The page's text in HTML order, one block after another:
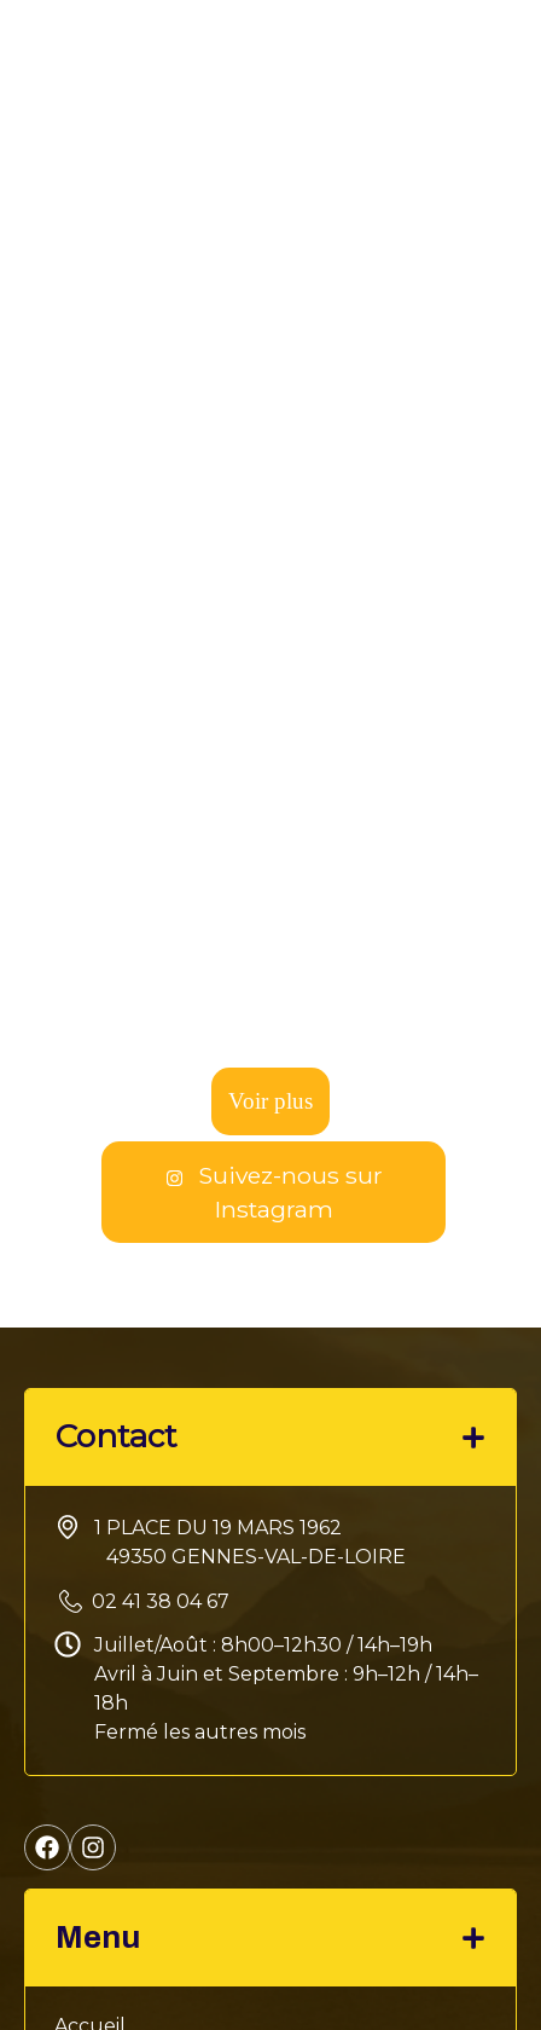
Voir plus
Suivez-nous sur
Instagram
Contact
1 PLACE DU 19 MARS 1962
49350 GENNES-VAL-DE-LOIRE
02 41 38 04 67
Juillet/Août : 8h00–12h30 / 14h–19h
Avril à Juin et Septembre : 9h–12h / 14h–
18h
Fermé les autres mois
Menu